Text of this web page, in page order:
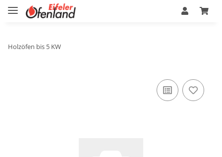
Holzöfen bis 5 KW